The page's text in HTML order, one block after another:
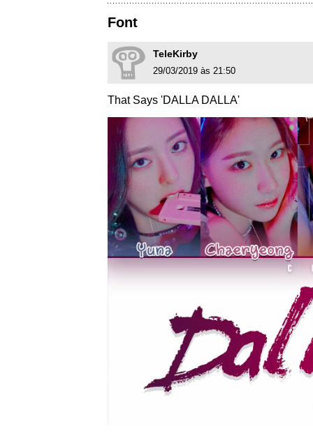
Font
TeleKirby
29/03/2019 às 21:50
That Says 'DALLA DALLA'